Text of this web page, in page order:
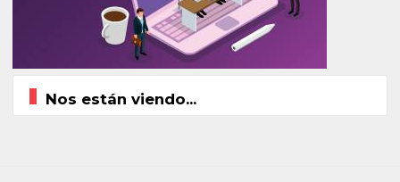
Nos están viendo...